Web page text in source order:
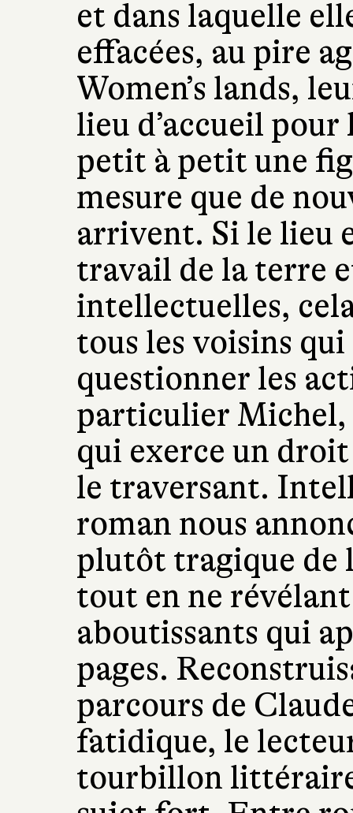
et dans laquelle
effacées, au pire
Women’s lands,
lieu d’accueil
petit à petit une
mesure que de
arrivent. Si le lieu
travail de la terre
intellectuelles,
tous les voisins
questionner les
particulier Michel,
qui exerce un
le traversant.
roman nous
plutôt tragique de
tout en ne
aboutissants qui
pages.
parcours de
fatidique, le
tourbillon